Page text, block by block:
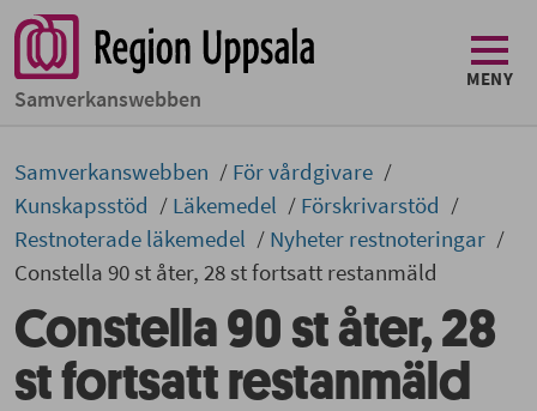
Samverkans­­webben
MENY
Samverkans­­­webben
För vårdgivare
Kunskapsstöd
Läkemedel
Förskrivarstöd
Restnoterade läkemedel
Nyheter restnoteringar
Constella 90 st åter, 28 st fortsatt restanmäld
Constella 90 st åter, 28
st fortsatt restanmäld